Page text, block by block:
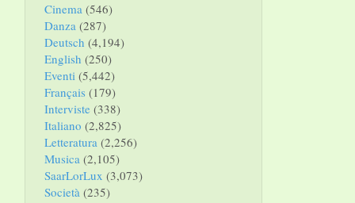
Cinema (546)
Danza (287)
Deutsch (4,194)
English (250)
Eventi (5,442)
Français (179)
Interviste (338)
Italiano (2,825)
Letteratura (2,256)
Musica (2,105)
SaarLorLux (3,073)
Società (235)